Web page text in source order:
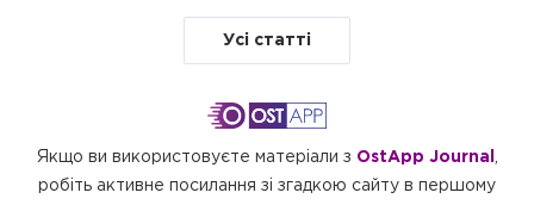
Усі статті
Якщо ви використовуєте матеріали з OstApp Journal
робіть активне посилання зі згадкою сайту в першому